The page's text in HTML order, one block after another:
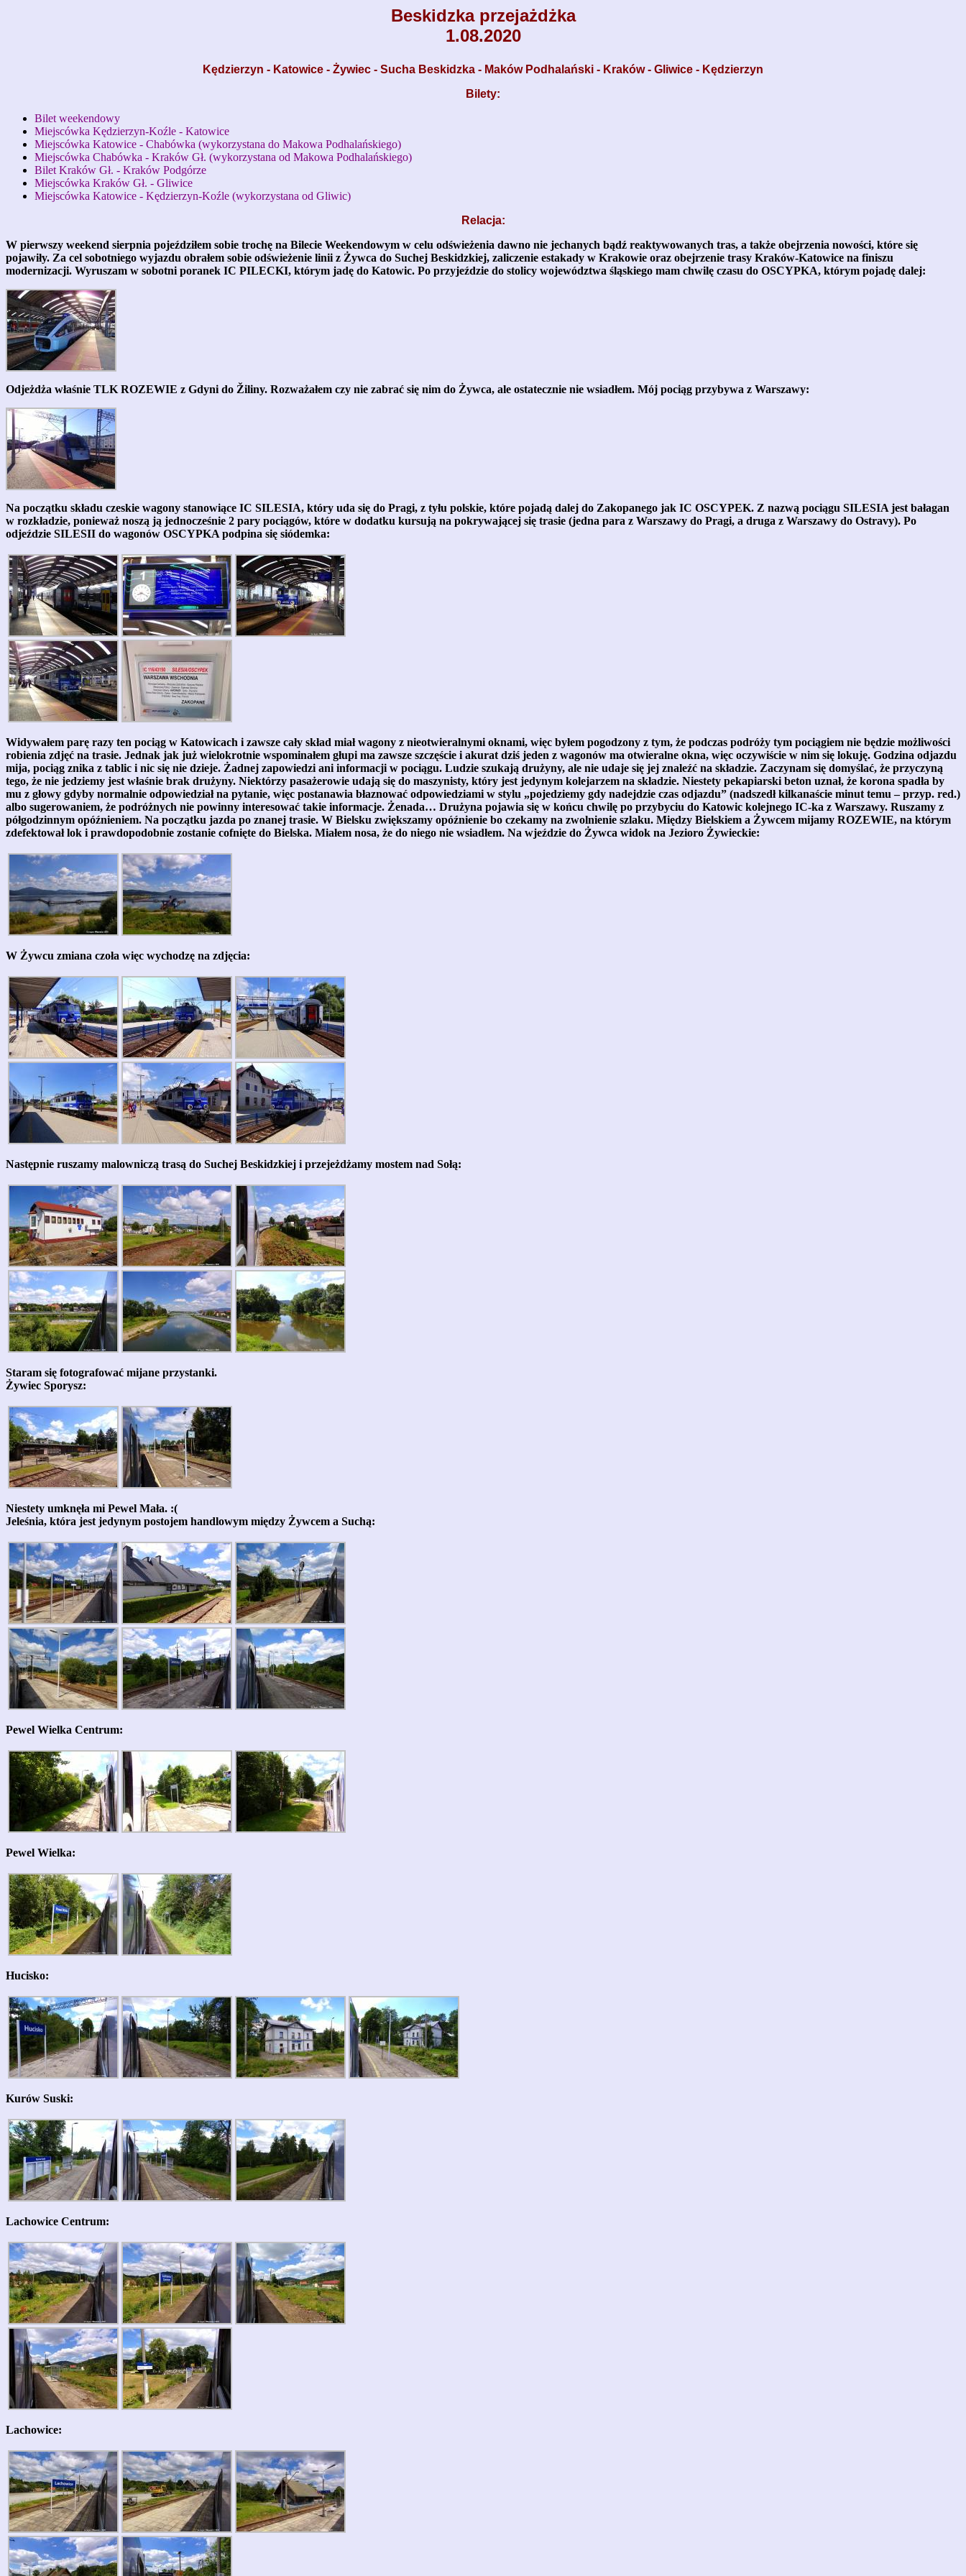
Beskidzka przejażdżka
1.08.2020
Kędzierzyn - Katowice - Żywiec - Sucha Beskidzka - Maków Podhalański - Kraków - Gliwice - Kędzierzyn
Bilety:
Bilet weekendowy
Miejscówka Kędzierzyn-Koźle - Katowice
Miejscówka Katowice - Chabówka (wykorzystana do Makowa Podhalańskiego)
Miejscówka Chabówka - Kraków Gł. (wykorzystana od Makowa Podhalańskiego)
Bilet Kraków Gł. - Kraków Podgórze
Miejscówka Kraków Gł. - Gliwice
Miejscówka Katowice - Kędzierzyn-Koźle (wykorzystana od Gliwic)
Relacja:
W pierwszy weekend sierpnia pojeździłem sobie trochę na Bilecie Weekendowym w celu odświeżenia dawno nie jechanych bądź reaktywowanych tras, a także obejrzenia nowości, które się
pojawiły. Za cel sobotniego wyjazdu obrałem sobie odświeżenie linii z Żywca do Suchej Beskidzkiej, zaliczenie estakady w Krakowie oraz obejrzenie trasy Kraków-Katowice na finiszu
modernizacji. Wyruszam w sobotni poranek IC PILECKI, którym jadę do Katowic. Po przyjeździe do stolicy województwa śląskiego mam chwilę czasu do OSCYPKA, którym pojadę dalej:
Odjeżdża właśnie TLK ROZEWIE z Gdyni do Žiliny. Rozważałem czy nie zabrać się nim do Żywca, ale ostatecznie nie wsiadłem. Mój pociąg przybywa z Warszawy:
Na początku składu czeskie wagony stanowiące IC SILESIA, który uda się do Pragi, z tyłu polskie, które pojadą dalej do Zakopanego jak IC OSCYPEK. Z nazwą pociągu SILESIA jest bałagan
w rozkładzie, ponieważ noszą ją jednocześnie 2 pary pociągów, które w dodatku kursują na pokrywającej się trasie (jedna para z Warszawy do Pragi, a druga z Warszawy do Ostravy). Po
odjeździe SILESII do wagonów OSCYPKA podpina się siódemka:
Widywałem parę razy ten pociąg w Katowicach i zawsze cały skład miał wagony z nieotwieralnymi oknami, więc byłem pogodzony z tym, że podczas podróży tym pociągiem nie będzie możliwości
robienia zdjęć na trasie. Jednak jak już wielokrotnie wspominałem głupi ma zawsze szczęście i akurat dziś jeden z wagonów ma otwieralne okna, więc oczywiście w nim się lokuję. Godzina odjazdu
mija, pociąg znika z tablic i nic się nie dzieje. Żadnej zapowiedzi ani informacji w pociągu. Ludzie szukają drużyny, ale nie udaje się jej znaleźć na składzie. Zaczynam się domyślać, że przyczyną
tego, że nie jedziemy jest właśnie brak drużyny. Niektórzy pasażerowie udają się do maszynisty, który jest jedynym kolejarzem na składzie. Niestety pekapiarski beton uznał, że korona spadła by
mu z głowy gdyby normalnie odpowiedział na pytanie, więc postanawia błaznować odpowiedziami w stylu „pojedziemy gdy nadejdzie czas odjazdu” (nadszedł kilkanaście minut temu – przyp. red.)
albo sugerowaniem, że podróżnych nie powinny interesować takie informacje. Żenada… Drużyna pojawia się w końcu chwilę po przybyciu do Katowic kolejnego IC-ka z Warszawy. Ruszamy z
półgodzinnym opóźnieniem. Na początku jazda po znanej trasie. W Bielsku zwiększamy opóźnienie bo czekamy na zwolnienie szlaku. Między Bielskiem a Żywcem mijamy ROZEWIE, na którym
zdefektował lok i prawdopodobnie zostanie cofnięte do Bielska. Miałem nosa, że do niego nie wsiadłem. Na wjeździe do Żywca widok na Jezioro Żywieckie:
W Żywcu zmiana czoła więc wychodzę na zdjęcia:
Następnie ruszamy malowniczą trasą do Suchej Beskidzkiej i przejeżdżamy mostem nad Sołą:
Staram się fotografować mijane przystanki.
Żywiec Sporysz:
Niestety umknęła mi Pewel Mała. :(
Jeleśnia, która jest jedynym postojem handlowym między Żywcem a Suchą:
Pewel Wielka Centrum:
Pewel Wielka:
Hucisko:
Kurów Suski:
Lachowice Centrum:
Lachowice: